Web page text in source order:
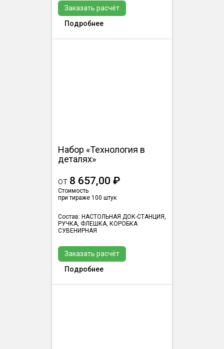
Заказать расчёт
Подробнее
Набор «Технология в
деталях»
от 8 657,00 ₽
Стоимость
при тираже 100 штук
Состав: НАСТОЛЬНАЯ ДОК-СТАНЦИЯ,
РУЧКА, ФЛЕШКА, КОРОБКА
СУВЕНИРНАЯ
Заказать расчёт
Подробнее